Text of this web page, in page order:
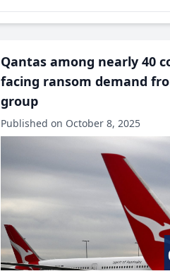
Qantas among nearly 40
facing ransom demand
group
Published on October 8, 2025